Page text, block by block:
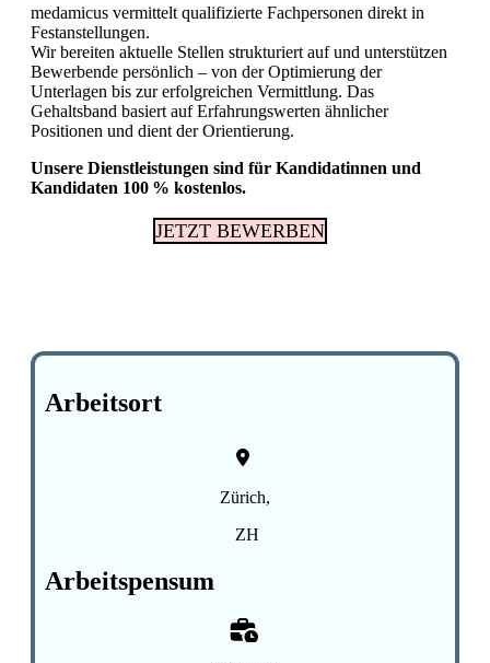
medamicus vermittelt qualifizierte Fachpersonen direkt in
Festanstellungen.
Wir bereiten aktuelle Stellen strukturiert auf und unterstützen
Bewerbende persönlich – von der Optimierung der
Unterlagen bis zur erfolgreichen Vermittlung. Das
Gehaltsband basiert auf Erfahrungswerten ähnlicher
Positionen und dient der Orientierung.
Unsere Dienstleistungen sind für Kandidatinnen und
Kandidaten 100 % kostenlos.
JETZT BEWERBEN
Arbeitsort
Zürich,
ZH
Arbeitspensum